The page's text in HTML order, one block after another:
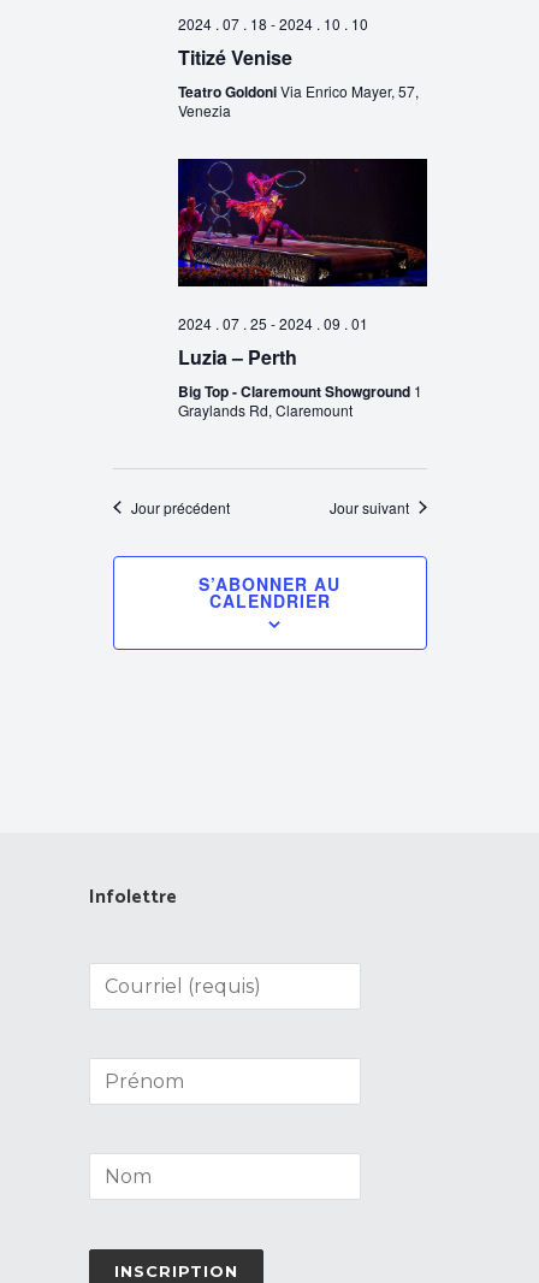
2024 . 07 . 18 -2024 . 10 . 10
Titizé Venise
Teatro GoldoniVia Enrico Mayer, 57,
Venezia
2024 . 07 . 25 -2024 . 09 . 01
Luzia – Perth
Big Top - Claremount Showground 1
Graylands Rd, Claremount
Jour précédent Jour suivant
S’ABONNER AU
CALENDRIER
Infolettre